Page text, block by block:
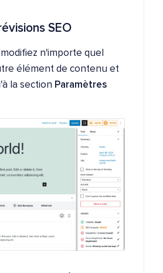
SEO
n'importe quel
élément de contenu et
la section Paramètres